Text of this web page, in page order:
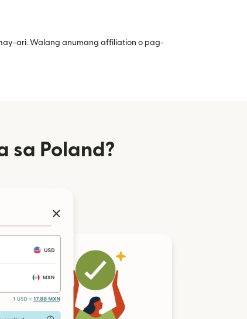
ari. Walang anumang affiliation o pag-
sa Poland?